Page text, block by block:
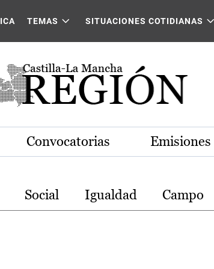
TEMAS SITUACIONES COTIDIANAS
Convocatorias
Social Igualdad Campo